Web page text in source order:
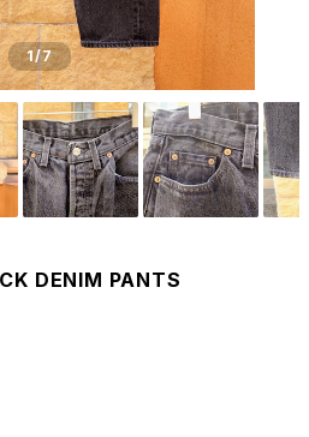
1/7
DENIM PANTS